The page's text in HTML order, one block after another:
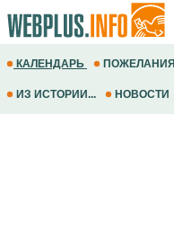
КАЛЕНДАРЬ ПОЖЕЛАНИЯ
ИЗ ИСТОРИИ... НОВОСТИ